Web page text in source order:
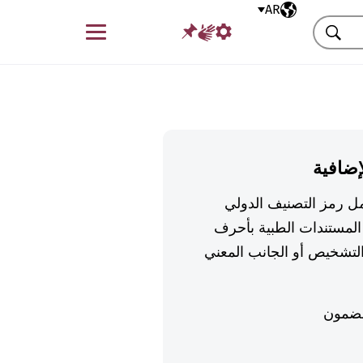
اللغة المختارةAR
قائمة
بحث
رمز التصنيف الدولي
الطبية بأحرف
أو الجانب المعني